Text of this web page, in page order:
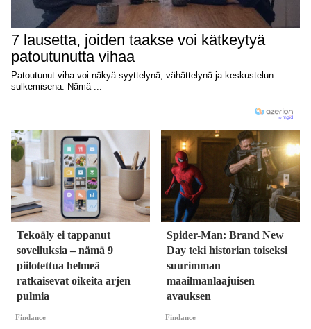
Tekoäly ei tappanut
sovelluksia – nämä 9
piilotettua helmeä
ratkaisevat oikeita arjen
pulmia
Findance
Spider-Man: Brand New
Day teki historian toiseksi
suurimman
maailmanlaajuisen
avauksen
Findance